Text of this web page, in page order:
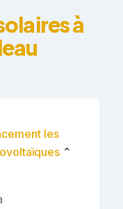
à
les
⌄